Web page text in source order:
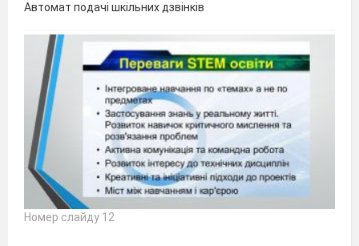
Автомат подачі шкільних дзвінків
Номер слайду 12